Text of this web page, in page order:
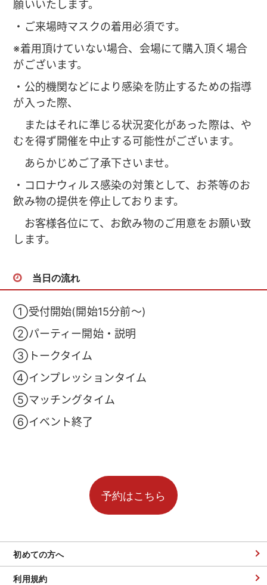
願いいたします。
・ご来場時マスクの着用必須です。
※着用頂けていない場合、会場にて購入頂く場合
がございます。
・公的機関などにより感染を防止するための指導
が入った際、
またはそれに準じる状況変化があった際は、や
むを得ず開催を中止する可能性がございます。
あらかじめご了承下さいませ。
・コロナウィルス感染の対策として、お茶等のお
飲み物の提供を停止しております。
お客様各位にて、お飲み物のご用意をお願い致
します。
当日の流れ
①受付開始(開始15分前～)
②パーティー開始・説明
③トークタイム
④インプレッションタイム
⑤マッチングタイム
⑥イベント終了
初めての方へ
利用規約